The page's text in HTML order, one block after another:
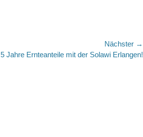
Nächster →
5 Jahre Ernteanteile mit der Solawi Erlangen!